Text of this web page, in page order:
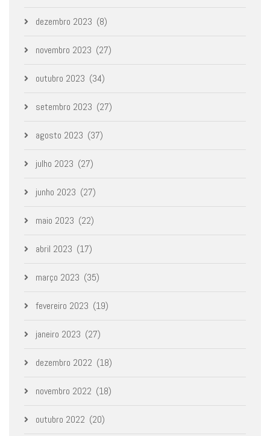
dezembro 2023 (8)
novembro 2023 (27)
outubro 2023 (34)
setembro 2023 (27)
agosto 2023 (37)
julho 2023 (27)
junho 2023 (27)
maio 2023 (22)
abril 2023 (17)
março 2023 (35)
fevereiro 2023 (19)
janeiro 2023 (27)
dezembro 2022 (18)
novembro 2022 (18)
outubro 2022 (20)